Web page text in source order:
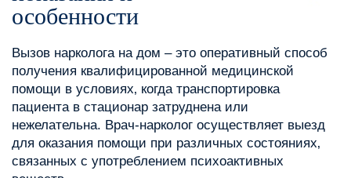
особенности
Вызов нарколога на дом – это оперативный способ
получения квалифицированной медицинской
помощи в условиях‚ когда транспортировка
пациента в стационар затруднена или
нежелательна. Врач-нарколог осуществляет выезд
для оказания помощи при различных состояниях‚
связанных с употреблением психоактивных